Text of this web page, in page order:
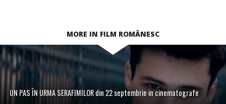
MORE IN FILM ROMÂNESC
UN PAS ÎN URMA SERAFIMILOR din 22 septembrie in cinematografe